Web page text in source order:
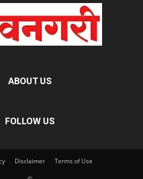
ABOUT US
FOLLOW US
Disclaimer Terms of Use